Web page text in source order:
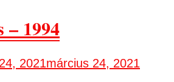
– 1994
2021március 24, 2021